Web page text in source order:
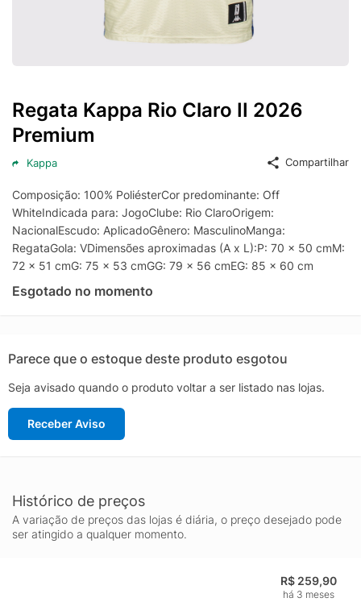
Regata Kappa Rio Claro II 2026
Premium
Kappa Compartilhar
Composição: 100% PoliésterCor predominante: Off
WhiteIndicada para: JogoClube: Rio ClaroOrigem:
NacionalEscudo: AplicadoGênero: MasculinoManga:
RegataGola: VDimensões aproximadas (A x L):P: 70 x 50 cmM:
72 x 51 cmG: 75 x 53 cmGG: 79 x 56 cmEG: 85 x 60 cm
Esgotado no momento
Parece que o estoque deste produto esgotou
Seja avisado quando o produto voltar a ser listado nas lojas.
Receber Aviso
Histórico de preços
A variação de preços das lojas é diária, o preço desejado pode
ser atingido a qualquer momento.
R$ 259,90
há 3 meses